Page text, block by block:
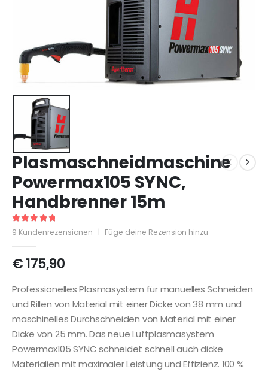
Plasmaschneidmaschine
Powermax105 SYNC,
Handbrenner 15m
5 out of 5
9 Kundenrezensionen | Füge deine Rezension hinzu
€175,90
Professionelles Plasmasystem für manuelles Schneiden
und Rillen von Material mit einer Dicke von 38 mm und
maschinelles Durchschneiden von Material mit einer
Dicke von 25 mm. Das neue Luftplasmasystem
Powermax105 SYNC schneidet schnell auch dicke
Materialien mit maximaler Leistung und Effizienz. 100 %